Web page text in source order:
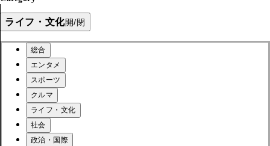
ライフ・文化開/閉
総合
エンタメ
スポーツ
クルマ
ライフ・文化
社会
政治・国際